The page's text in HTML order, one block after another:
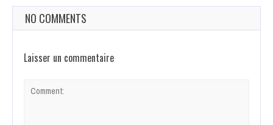
NO COMMENTS
Laisser un commentaire